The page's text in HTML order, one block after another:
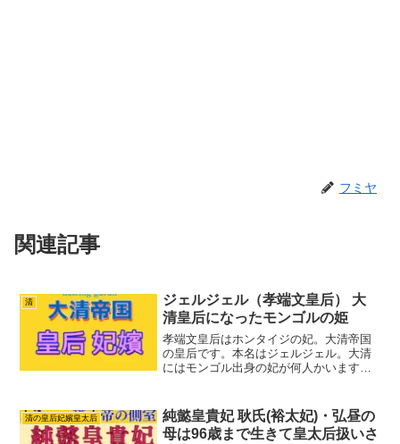
フミヤ
関連記事
清
ジェルジェル（孝端文皇后） 大
清皇后になったモンゴルの姫
孝端文皇后はホンタイジの妃。大清帝国
の皇后です。本名はジェルジェル。大清
にはモンゴル出身の妃が何人かいます。
端文皇后（ジェルジェル）どんな人物だ
ったのか紹介します。孝端...
清の皇后妃嬪皇太后
純懿皇貴妃 耿氏(裕太妃)・弘昼の
母は96歳まで生きて皇太后扱いさ